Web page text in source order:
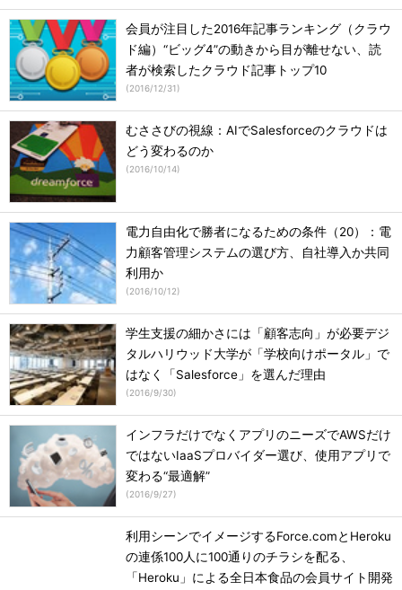
会員が注目した2016年記事ランキング（クラウ
ド編）“ビッグ4”の動きから目が離せない、読
者が検索したクラウド記事トップ10
(2016/12/31)
むささびの視線：AIでSalesforceのクラウドは
どう変わるのか
(2016/10/14)
電力自由化で勝者になるための条件（20）：電
力顧客管理システムの選び方、自社導入か共同
利用か
(2016/10/12)
学生支援の細かさには「顧客志向」が必要デジ
タルハリウッド大学が「学校向けポータル」で
はなく「Salesforce」を選んだ理由
(2016/9/30)
インフラだけでなくアプリのニーズでAWSだけ
ではないIaaSプロバイダー選び、使用アプリで
変わる“最適解”
(2016/9/27)
利用シーンでイメージするForce.comとHeroku
の連係100人に100通りのチラシを配る、
「Heroku」による全日本食品の会員サイト開発